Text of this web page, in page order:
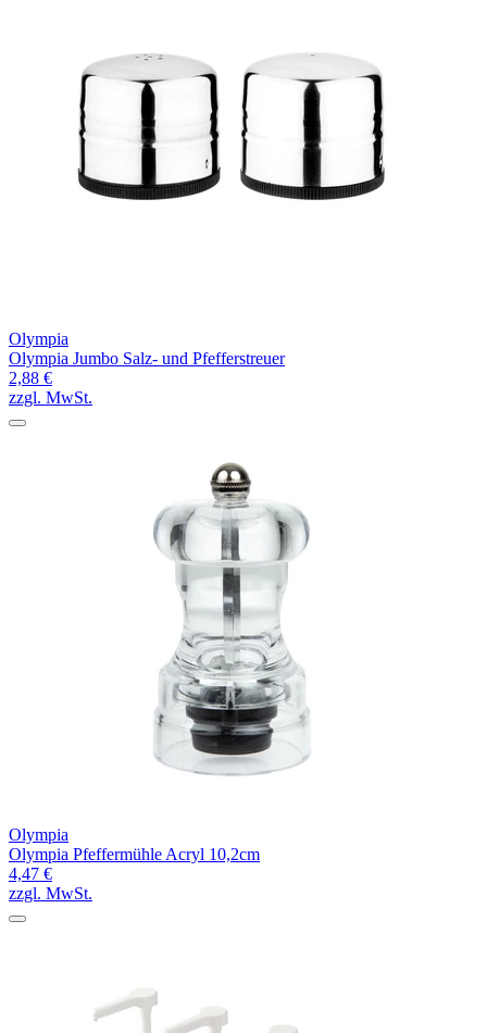
Olympia
Olympia Jumbo Salz- und Pfefferstreuer
2,88 €
zzgl. MwSt.
Olympia
Olympia Pfeffermühle Acryl 10,2cm
4,47 €
zzgl. MwSt.